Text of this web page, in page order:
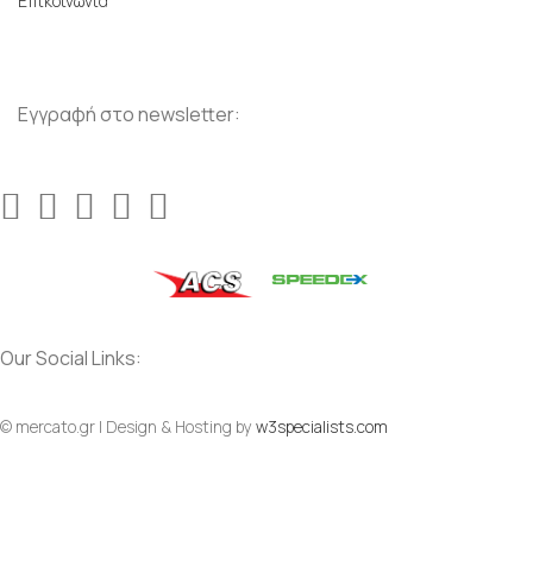
Εγγραφή στο newsletter:
Our Social Links:
© mercato.gr | Design & Hosting by w3specialists.com